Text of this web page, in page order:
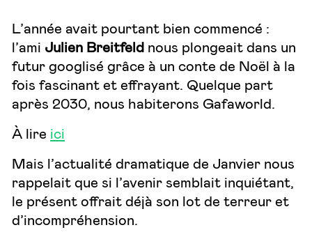
L’année avait pourtant bien commencé :
l’ami Julien Breitfeld nous plongeait dans un
futur googlisé grâce à un conte de Noël à la
fois fascinant et effrayant. Quelque part
après 2030, nous habiterons Gafaworld.
À lire ici
Mais l’actualité dramatique de Janvier nous
rappelait que si l’avenir semblait inquiétant,
le présent offrait déjà son lot de terreur et
d’incompréhension.